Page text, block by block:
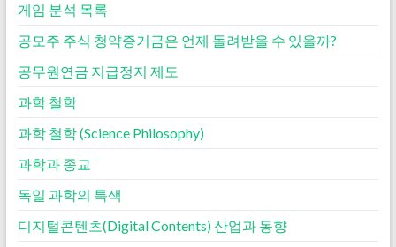
게임 분석 목록
공모주 주식 청약증거금은 언제 돌려받을 수 있을까?
공무원연금 지급정지 제도
과학 철학
과학 철학 (Science Philosophy)
과학과 종교
독일 과학의 특색
디지털콘텐츠(Digital Contents) 산업과 동향